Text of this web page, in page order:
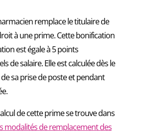
remplace le titulaire de
à une prime. Cette bonification
est égale à 5 points
de salaire. Elle est calculée dès le
sa prise de poste et pendant
de cette prime se trouve dans
modalités de remplacement des